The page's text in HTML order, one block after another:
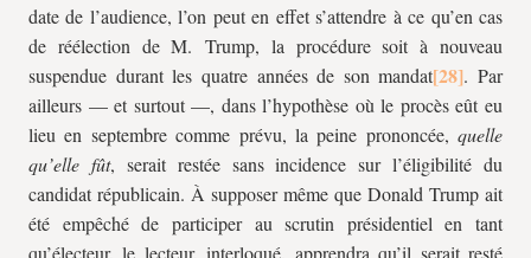
date de l’audience, l’on peut en effet s’attendre à ce qu’en cas
de réélection de M. Trump, la procédure soit à nouveau
suspendue durant les quatre années de son mandat
. Par
ailleurs — et surtout —, dans l’hypothèse où le procès eût eu
lieu en septembre comme prévu, la peine prononcée, quelle
qu’elle fût, serait restée sans incidence sur l’éligibilité du
candidat républicain. À supposer même que Donald Trump ait
été empêché de participer au scrutin présidentiel en tant
qu’électeur, le lecteur, interloqué, apprendra qu’il serait resté